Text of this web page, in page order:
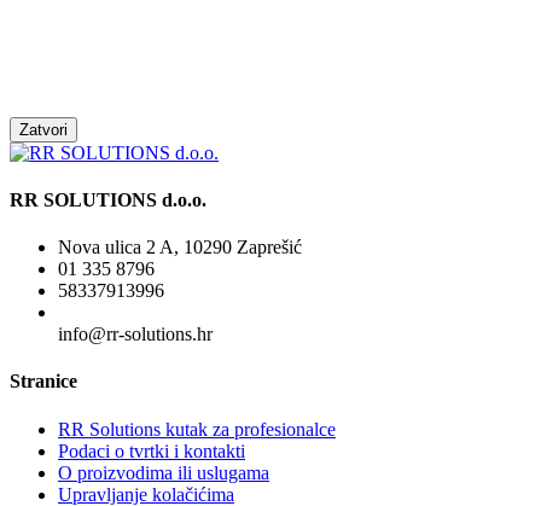
Zatvori
RR SOLUTIONS d.o.o.
Nova ulica 2 A, 10290 Zaprešić
01 335 8796
58337913996
info@rr-solutions.hr
Stranice
RR Solutions kutak za profesionalce
Podaci o tvrtki i kontakti
O proizvodima ili uslugama
Upravljanje kolačićima